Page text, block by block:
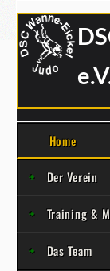
Home
Der Verein
Training &
Das Team